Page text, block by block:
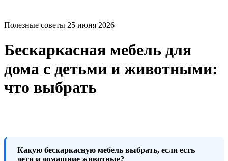
Полезные советы 25 июня 2026
Бескаркасная мебель для
дома с детьми и животными:
что выбрать
Какую бескаркасную мебель выбрать, если есть
дети и домашние животные?